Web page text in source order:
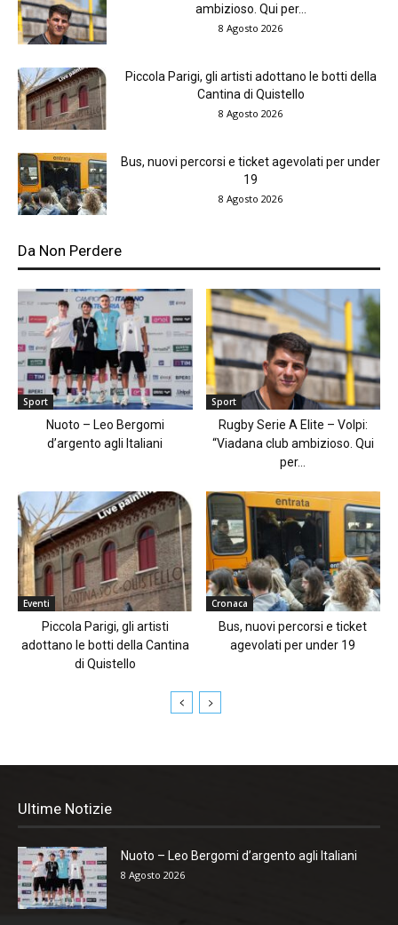
ambizioso. Qui per...
8 Agosto 2026
Piccola Parigi, gli artisti adottano le botti della
Cantina di Quistello
8 Agosto 2026
Bus, nuovi percorsi e ticket agevolati per under
19
8 Agosto 2026
Da Non Perdere
Sport
Nuoto – Leo Bergomi
d’argento agli Italiani
Sport
Rugby Serie A Elite – Volpi:
“Viadana club ambizioso. Qui
per...
Eventi
Piccola Parigi, gli artisti
adottano le botti della Cantina
di Quistello
Cronaca
Bus, nuovi percorsi e ticket
agevolati per under 19
Ultime Notizie
Nuoto – Leo Bergomi d’argento agli Italiani
8 Agosto 2026